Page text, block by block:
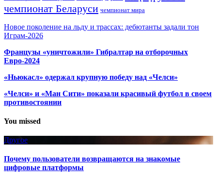
чемпионат Беларуси чемпионат мира
Новое поколение на льду и трассах: дебютанты задали тон
Играм-2026
Французы «уничтожили» Гибралтар на отборочных
Евро-2024
«Ньюкасл» одержал крупную победу над «Челси»
«Челси» и «Ман Сити» показали красивый футбол в своем
противостоянии
You missed
Другое
Почему пользователи возвращаются на знакомые
цифровые платформы